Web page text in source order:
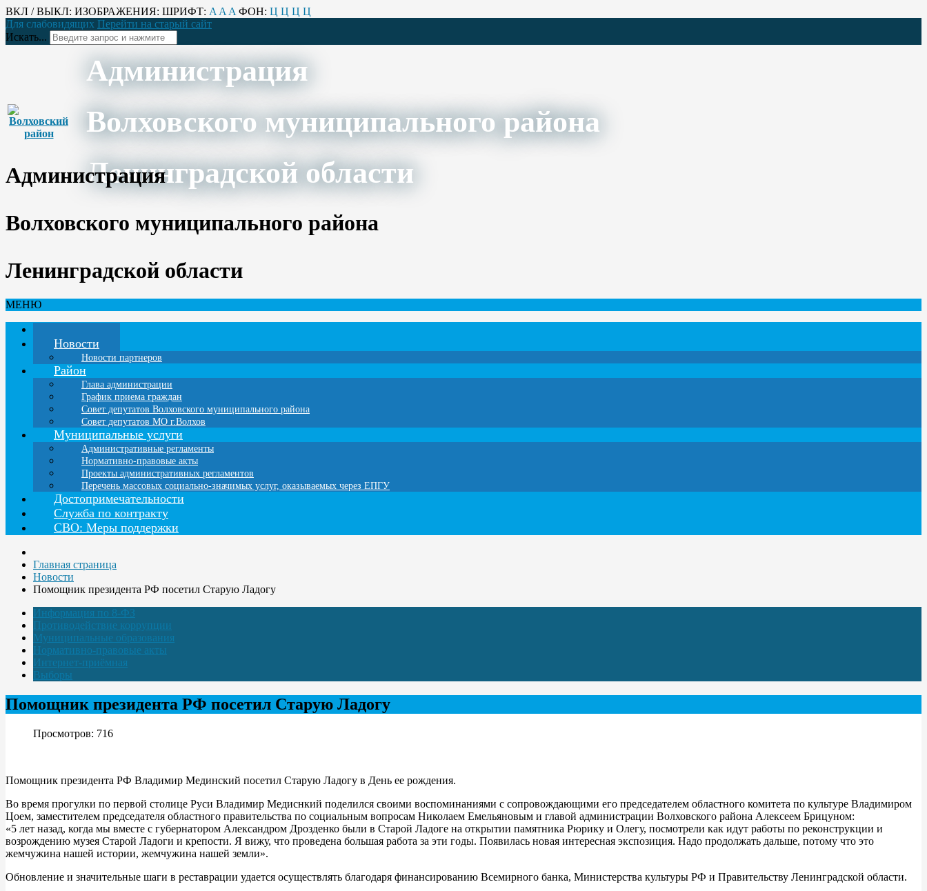
ВКЛ / ВЫКЛ: ИЗОБРАЖЕНИЯ: ШРИФТ: A A A ФОН: Ц Ц Ц Ц
Для слабовидящих Перейти на старый сайт
Искать...
Администрация
Волховского муниципального района
Ленинградской области
Администрация
Волховского муниципального района
Ленинградской области
МЕНЮ
Новости
Новости партнеров
Район
Глава администрации
График приема граждан
Совет депутатов Волховского муниципального района
Совет депутатов МО г.Волхов
Муниципальные услуги
Административные регламенты
Нормативно-правовые акты
Проекты административных регламентов
Перечень массовых социально-значимых услуг, оказываемых через ЕПГУ
Достопримечательности
Служба по контракту
СВО: Меры поддержки
Главная страница
Новости
Помощник президента РФ посетил Старую Ладогу
Информация по 8-ФЗ
Противодействие коррупции
Муниципальные образования
Нормативно-правовые акты
Интернет-приёмная
Выборы
Помощник президента РФ посетил Старую Ладогу
Просмотров: 716
Помощник президента РФ Владимир Мединский посетил Старую Ладогу в День ее рождения.
Во время прогулки по первой столице Руси Владимир Медиснкий поделился своими воспоминаниями с сопровождающими его председателем областного комитета по культуре Владимиром
Цоем, заместителем председателя областного правительства по социальным вопросам Николаем Емельяновым и главой администрации Волховского района Алексеем Брицуном:
«5 лет назад, когда мы вместе с губернатором Александром Дрозденко были в Старой Ладоге на открытии памятника Рюрику и Олегу, посмотрели как идут работы по реконструкции и
возрождению музея Старой Ладоги и крепости. Я вижу, что проведена большая работа за эти годы. Появилась новая интересная экспозиция. Надо продолжать дальше, потому что это
жемчужина нашей истории, жемчужина нашей земли».
Обновление и значительные шаги в реставрации удается осуществлять благодаря финансированию Всемирного банка, Министерства культуры РФ и Правительству Ленинградской области.